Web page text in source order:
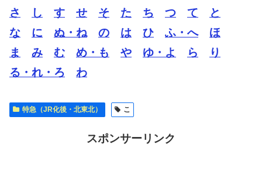
さ
し す せ そ た ち つ て
と
な
に ぬ・ね の は ひ ふ・へ
ほ
ま
み む め・も や ゆ・よ ら
り
る・れ・ろ
わ
特急（JR化後・北東北） こ
スポンサーリンク